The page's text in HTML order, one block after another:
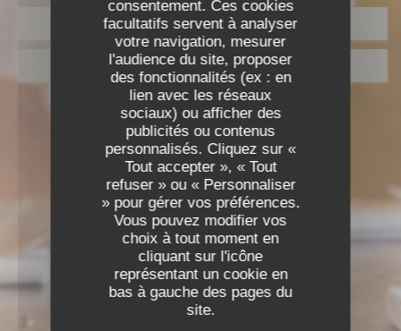
consentement. Ces cookies
facultatifs servent à analyser
votre navigation, mesurer
l'audience du site, proposer
des fonctionnalités (ex : en
lien avec les réseaux
sociaux) ou afficher des
publicités ou contenus
personnalisés. Cliquez sur «
Tout accepter », « Tout
refuser » ou « Personnaliser
» pour gérer vos préférences.
Vous pouvez modifier vos
choix à tout moment en
cliquant sur l'icône
représentant un cookie en
bas à gauche des pages du
site.
RÉSERVER
BONS CADEAUX